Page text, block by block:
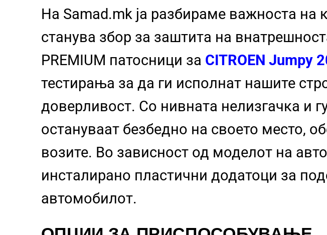
На Samad.mk ја разбираме важноста на
станува збор за заштита на
PREMIUM патосници за CITROEN Jumpy
тестирања за да ги исполнат нашите
доверливост. Со нивната нелизгачка и
остануваат безбедно на своето место,
возите. Во зависност од моделот на
инсталирано пластични додатоци за
автомобилот.